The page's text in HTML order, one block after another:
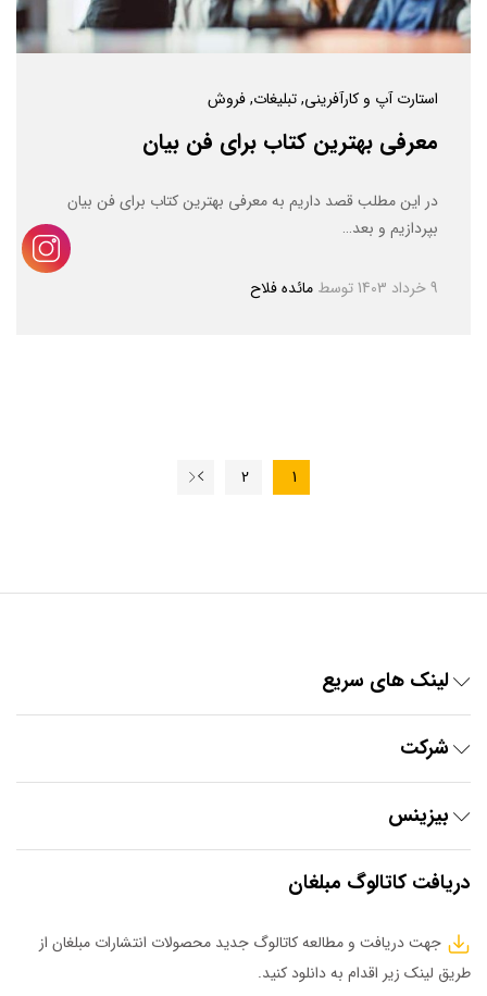
استارت آپ و کارآفرینی, تبلیغات, فروش
معرفی بهترین کتاب برای فن بیان
در این مطلب قصد داریم به معرفی بهترین کتاب برای فن بیان
بپردازیم و بعد…
9 خرداد 1403 توسط مائده فلاح
1
2
لینک های سریع
شرکت
بیزینس
دریافت کاتالوگ مبلغان
جهت دریافت و مطالعه کاتالوگ جدید محصولات انتشارات مبلغان از
طریق لینک زیر اقدام به دانلود کنید.